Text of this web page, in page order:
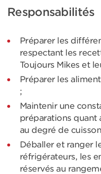
Responsabilités
Préparer les
respectant les
Toujours Mikes et
Préparer les
;
Maintenir une
préparations quant
au degré de
Déballer et ranger
réfrigérateurs, les
réservés au